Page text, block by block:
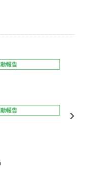
報告
報告